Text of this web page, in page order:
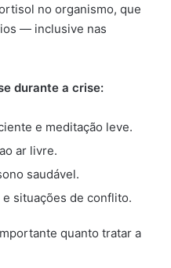
no organismo, que
— inclusive nas
durante a crise:
e meditação leve.
ar livre.
saudável.
situações de conflito.
quanto tratar a